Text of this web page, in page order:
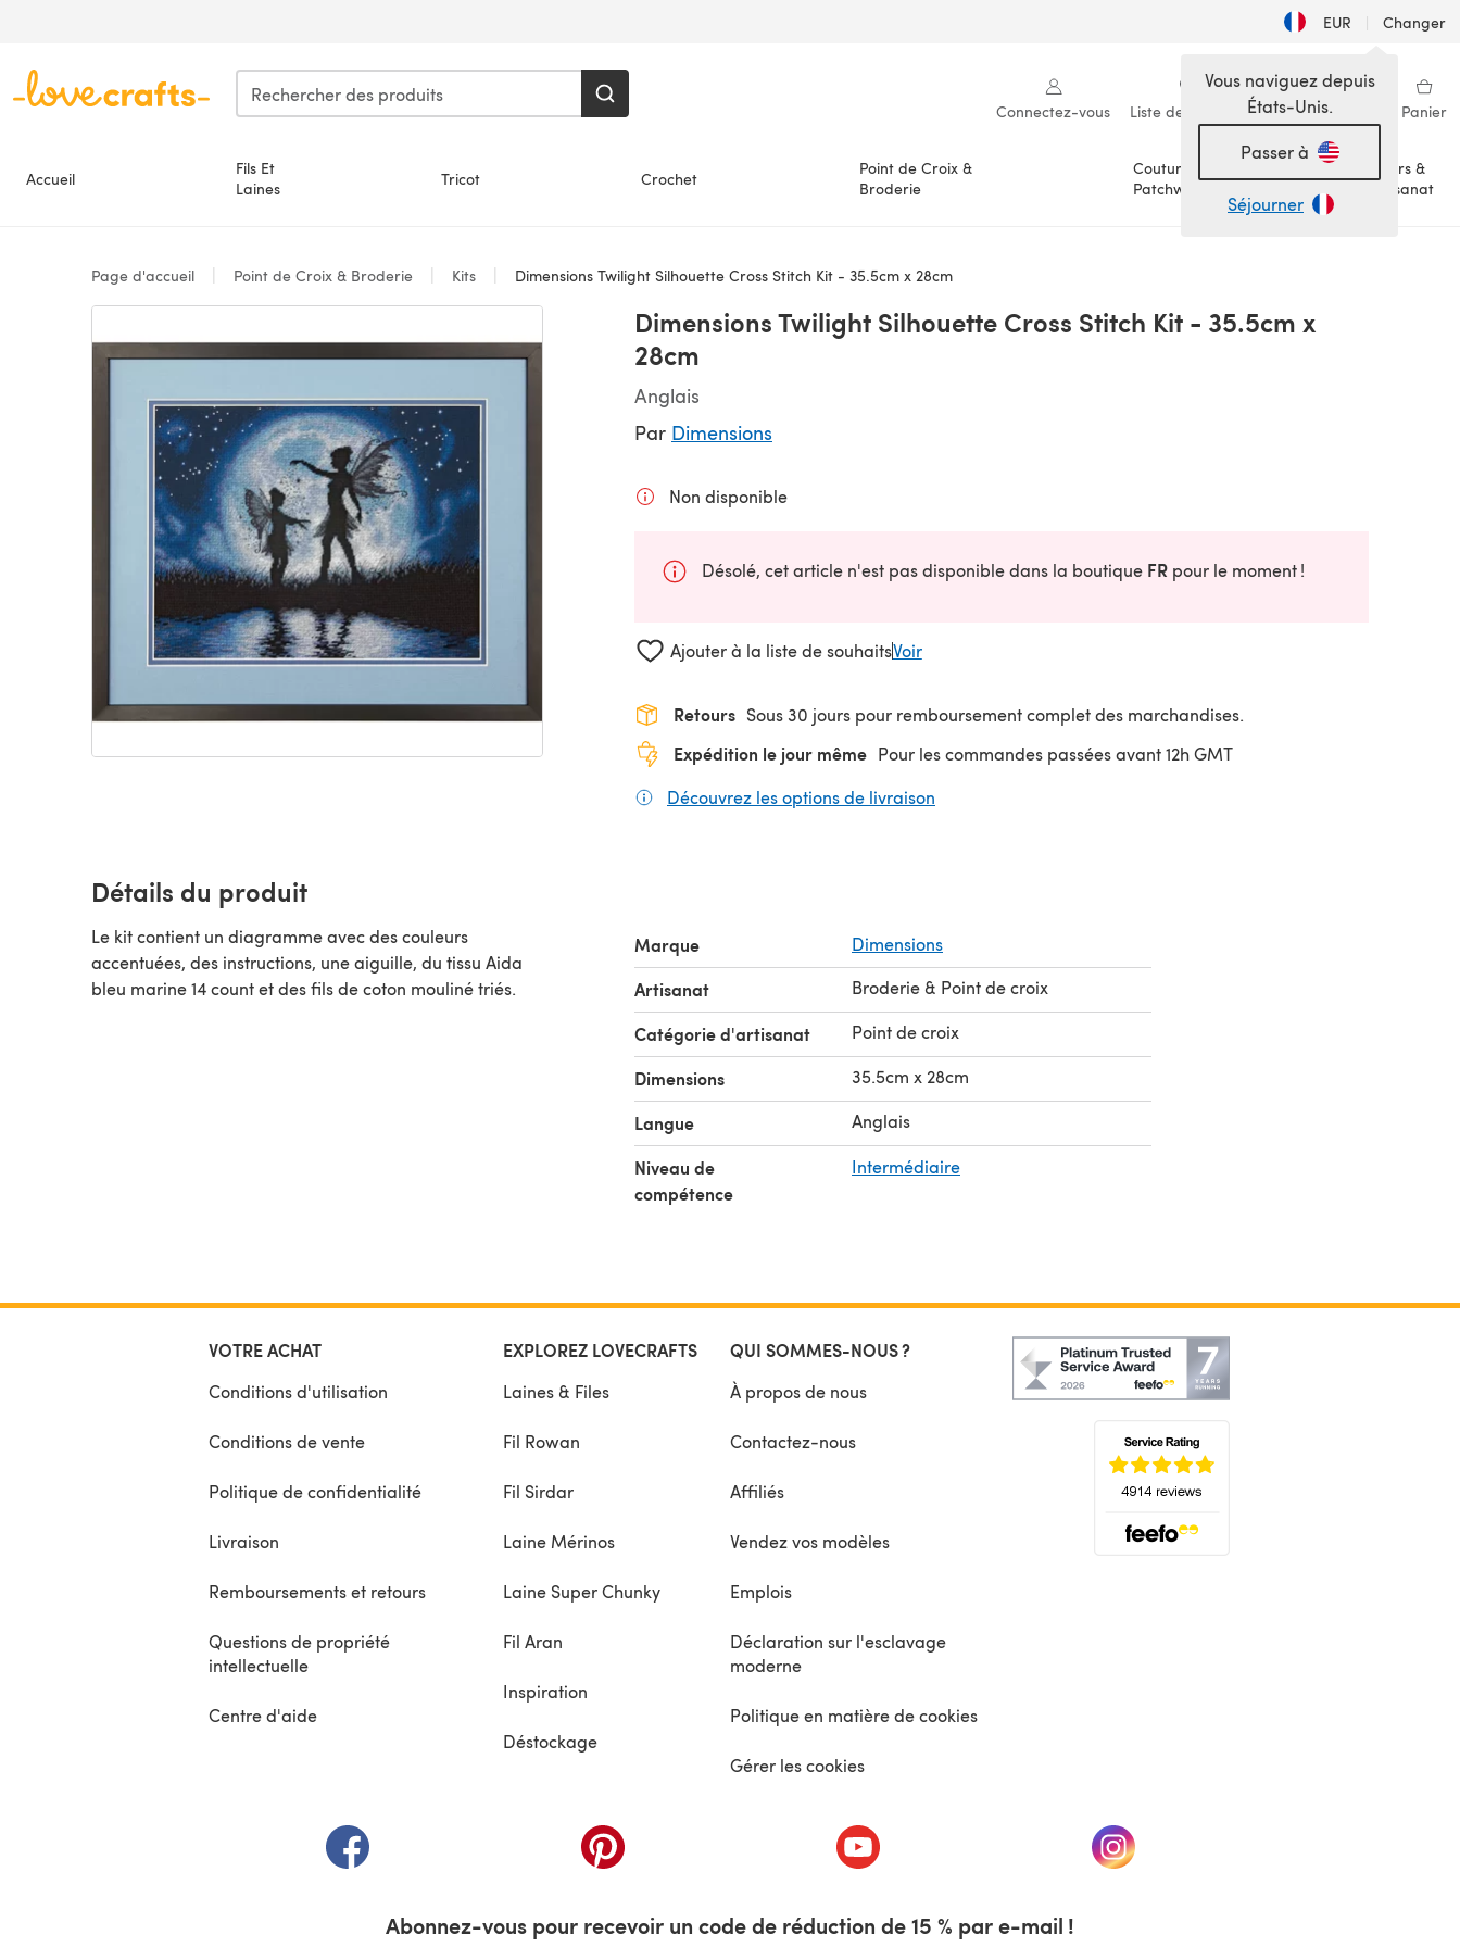
EUR | Changer
Connectez-vous Liste de souhaits Ma bibliothèque Panier
Accueil
Fils Et
Laines
Tricot Crochet
Point de Croix &
Broderie
Couture &
Patchwork
Loisirs &
Artisanat
Vous naviguez depuis
États-Unis.
Passer à
Séjourner
Page d'accueil Point de Croix & Broderie Kits Dimensions Twilight Silhouette Cross Stitch Kit - 35.5cm x 28cm
Dimensions Twilight Silhouette Cross Stitch Kit - 35.5cm x
28cm
Anglais
Par Dimensions
Non disponible
Désolé, cet article n'est pas disponible dans la boutique FR pour le moment !
Ajouter à la liste de souhaitsVoir
Retours Sous 30 jours pour remboursement complet des marchandises.
Expédition le jour même Pour les commandes passées avant 12h GMT
Découvrez les options de livraison
Détails du produit
Le kit contient un diagramme avec des couleurs
accentuées, des instructions, une aiguille, du tissu Aida
bleu marine 14 count et des fils de coton mouliné triés.
Marque Dimensions
Artisanat Broderie & Point de croix
Catégorie d'artisanat Point de croix
Dimensions 35.5cm x 28cm
Langue Anglais
Niveau de
compétence
Intermédiaire
VOTRE ACHAT
Conditions d'utilisation
Conditions de vente
Politique de confidentialité
Livraison
Remboursements et retours
Questions de propriété
intellectuelle
Centre d'aide
EXPLOREZ LOVECRAFTS
Laines & Files
Fil Rowan
Fil Sirdar
Laine Mérinos
Laine Super Chunky
Fil Aran
Inspiration
Déstockage
QUI SOMMES-NOUS ?
À propos de nous
Contactez-nous
Affiliés
Vendez vos modèles
Emplois
Déclaration sur l'esclavage
moderne
Politique en matière de cookies
Gérer les cookies
(s'ouvre dans un nouvel onglet) (s'ouvre dans un nouvel onglet) (s'ouvre dans un nouvel onglet) (s'ouvre dans un nouvel onglet)
Abonnez-vous pour recevoir un code de réduction de 15 % par e-mail !